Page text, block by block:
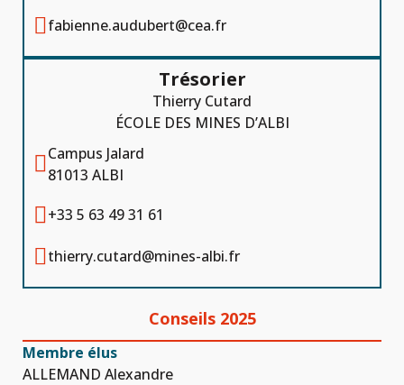
fabienne.audubert@cea.fr
Trésorier
Thierry Cutard
ÉCOLE DES MINES D’ALBI
Campus Jalard
81013 ALBI
+33 5 63 49 31 61
thierry.cutard@mines-albi.fr
Conseils 2025
Membre élus
ALLEMAND Alexandre